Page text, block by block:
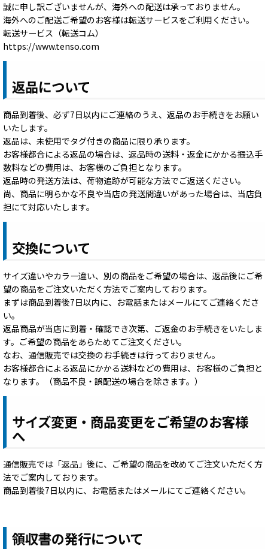
誠に申し訳ございませんが、海外への配送は承っておりません。
海外へのご配送ご希望のお客様は転送サービスをご利用ください。
転送サービス（転送コム）
https://www.tenso.com
返品について
商品到着後、必ず7日以内にご連絡のうえ、返品のお手続きをお願い
いたします。
返品は、未使用でタグ付きの商品に限り承ります。
お客様都合による返品の場合は、返品時の送料・返金にかかる振込手
数料などの費用は、お客様のご負担となります。
返品時の発送方法は、荷物追跡が可能な方法でご返送ください。
尚、商品に明らかな不良や当店の発送間違いがあった場合は、当店負
担にて対応いたします。
交換について
サイズ違いやカラー違い、別の商品をご希望の場合は、返品後にご希
望の商品をご注文いただく方法でご案内しております。
まずは商品到着後7日以内に、お電話またはメールにてご連絡くださ
い。
返品商品が当店に到着・確認でき次第、ご返金のお手続きをいたしま
す。ご希望の商品をあらためてご注文ください。
なお、通信販売では交換のお手続きは行っておりません。
お客様都合による返品にかかる送料などの費用は、お客様のご負担と
なります。（商品不良・誤配送の場合を除きます。）
サイズ変更・商品変更をご希望のお客様
へ
通信販売では「返品」後に、ご希望の商品を改めてご注文いただく方
法でご案内しております。
商品到着後7日以内に、お電話またはメールにてご連絡ください。
領収書の発行について